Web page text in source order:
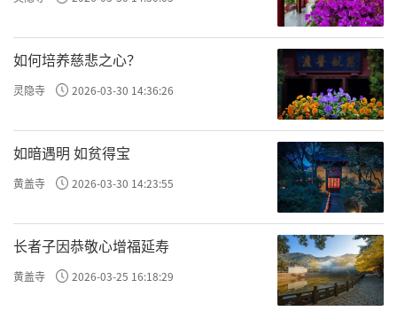
与合作，将对寺院文物的保护起到不可低估的
作用。
二、祖庭的规划与建造应该有权威性和经
典性意识，去除随意性和非专业性
醍醐寺的建筑因山势之因，分为上下醍醐
寺两部分。上醍醐寺是圣宝大师于日本贞观十
六年（874）六月一日创建，初建时仅有安置准
提观音和如意轮观音的小堂宇，延喜七年（90
7），醍醐天皇发愿建立了药师堂，其后五大堂
等建筑陆续落成。此后，历代座主逐渐将醍醐
如何培养慈悲之心？
灵隐寺 2026-03-30 14:36:26
如暗遇明 如贫得宝
黄盖寺 2026-03-30 14:23:55
长者子因恭敬心增福延寿
黄盖寺 2026-03-25 16:18:29